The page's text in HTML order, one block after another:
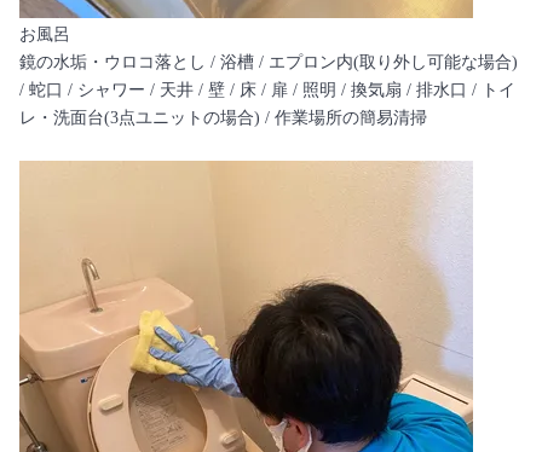
お風呂
鏡の水垢・ウロコ落とし / 浴槽 / エプロン内(取り外し可能な場合)
/ 蛇口 / シャワー / 天井 / 壁 / 床 / 扉 / 照明 / 換気扇 / 排水口 / トイ
レ・洗面台(3点ユニットの場合) / 作業場所の簡易清掃